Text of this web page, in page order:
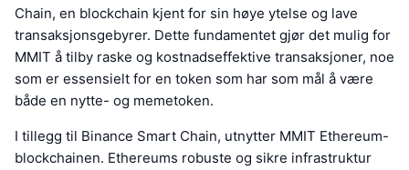
Chain, en blockchain kjent for sin høye ytelse og lave
transaksjonsgebyrer. Dette fundamentet gjør det mulig for
MMIT å tilby raske og kostnadseffektive transaksjoner, noe
som er essensielt for en token som har som mål å være
både en nytte- og memetoken.
I tillegg til Binance Smart Chain, utnytter MMIT Ethereum-
blockchainen. Ethereums robuste og sikre infrastruktur